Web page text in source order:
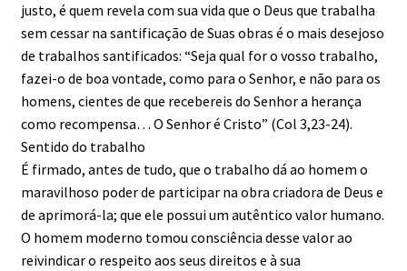
justo, é quem revela com sua vida que o Deus que trabalha
sem cessar na santificação de Suas obras é o mais desejoso
de trabalhos santificados: “Seja qual for o vosso trabalho,
fazei-o de boa vontade, como para o Senhor, e não para os
homens, cientes de que recebereis do Senhor a herança
como recompensa… O Senhor é Cristo” (Col 3,23-24).
Sentido do trabalho
É firmado, antes de tudo, que o trabalho dá ao homem o
maravilhoso poder de participar na obra criadora de Deus e
de aprimorá-la; que ele possui um autêntico valor humano.
O homem moderno tomou consciência desse valor ao
reivindicar o respeito aos seus direitos e à sua